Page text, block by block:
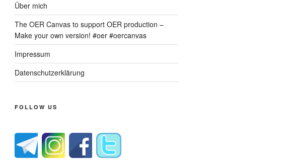
Über mich
The OER Canvas to support OER production –
Make your own version! #oer #oercanvas
Impressum
Datenschutzerklärung
FOLLOW US